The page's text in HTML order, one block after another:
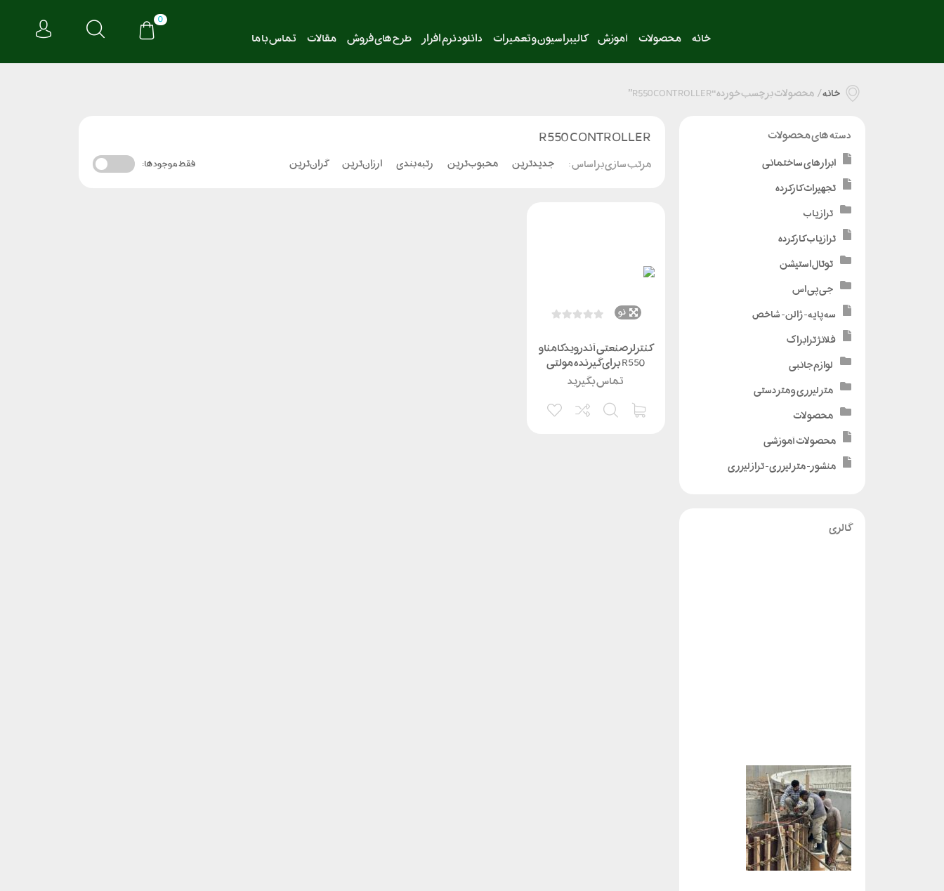
خانه محصولات آموزش کالیبراسیون و تعمیرات دانلود نرم افزار طرح های فروش مقالات تماس با ما
0
خانه/ محصولات برچسب خورده “R550 CONTROLLER”
R550 CONTROLLER
مرتب سازی بر اساس : جدیدترین محبوب‌ترین رتبه بندی ارزان‌ترین گران‌ترین فقط موجود ها:
نو
کنترلر صنعتی آندرویدکامناو
R550 برای گیرنده مولتی
فرکانس
تماس بگیرید
دسته های محصولات
ابزارهای ساختمانی
تجهیزات کارکرده
تراز یاب
ترازیاب کارکرده
توتال استیشن
جی پی اس
سه پایه - ژالن - شاخص
فلانژ ترابراک
لوازم جانبی
متر لیزری و متر دستی
محصولات
محصولات آموزشی
منشور - متر لیزری - تراز لیزری
گالری